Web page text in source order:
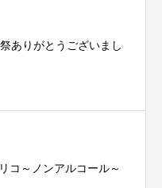
ありがとうございまし
コ～ノンアルコール～